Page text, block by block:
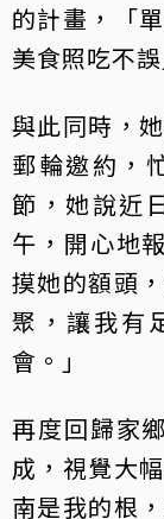
的計畫，「
美食照吃不誤
與此同時，
郵輪邀約，
節，她說近
午，開心地
摸她的額頭
聚，讓我有
會。」
再度回歸家
成，視覺大
南是我的根